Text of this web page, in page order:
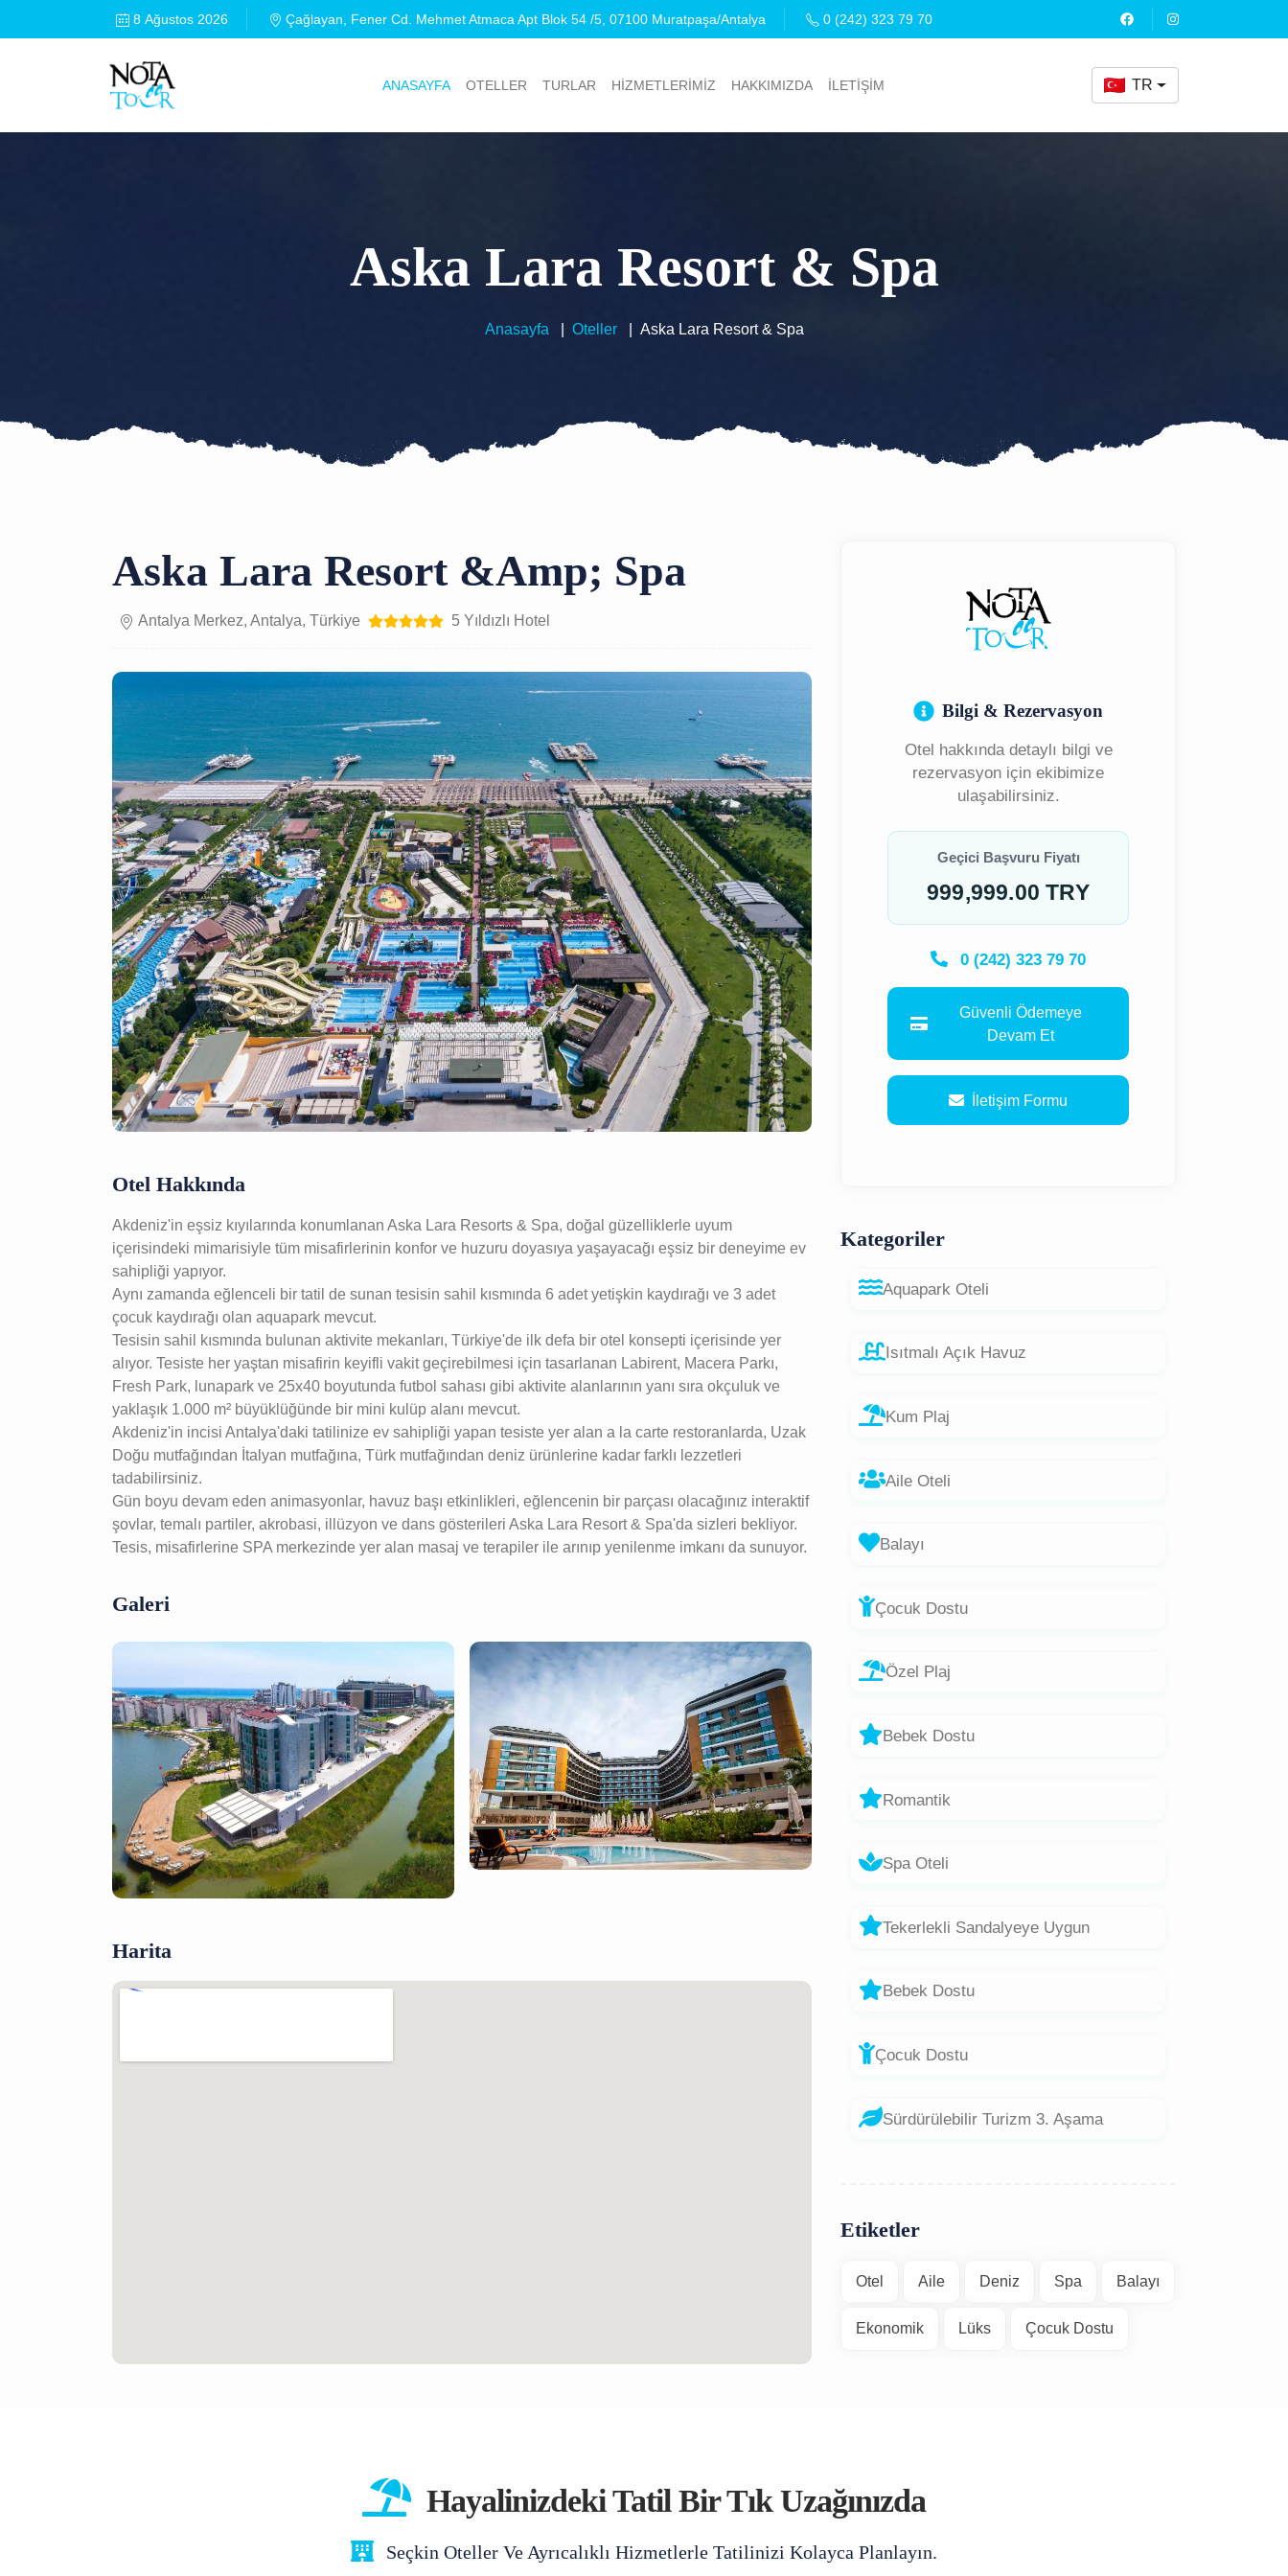
8 Ağustos 2026 Çağlayan, Fener Cd. Mehmet Atmaca Apt Blok 54 /5, 07100 Muratpaşa/Antalya 0 (242) 323 79 70
ANASAYFA OTELLER TURLAR HİZMETLERİMİZ HAKKIMIZDA İLETİŞİM TR
Aska Lara Resort & Spa
Anasayfa Oteller Aska Lara Resort & Spa
Aska Lara Resort &amp; Spa
Antalya Merkez, Antalya, Türkiye 5 Yıldızlı Hotel
Otel Hakkında
Akdeniz'in eşsiz kıyılarında konumlanan Aska Lara Resorts & Spa, doğal güzelliklerle uyum
içerisindeki mimarisiyle tüm misafirlerinin konfor ve huzuru doyasıya yaşayacağı eşsiz bir deneyime ev
sahipliği yapıyor.
Aynı zamanda eğlenceli bir tatil de sunan tesisin sahil kısmında 6 adet yetişkin kaydırağı ve 3 adet
çocuk kaydırağı olan aquapark mevcut.
Tesisin sahil kısmında bulunan aktivite mekanları, Türkiye'de ilk defa bir otel konsepti içerisinde yer
alıyor. Tesiste her yaştan misafirin keyifli vakit geçirebilmesi için tasarlanan Labirent, Macera Parkı,
Fresh Park, lunapark ve 25x40 boyutunda futbol sahası gibi aktivite alanlarının yanı sıra okçuluk ve
yaklaşık 1.000 m² büyüklüğünde bir mini kulüp alanı mevcut.
Akdeniz'in incisi Antalya'daki tatilinize ev sahipliği yapan tesiste yer alan a la carte restoranlarda, Uzak
Doğu mutfağından İtalyan mutfağına, Türk mutfağından deniz ürünlerine kadar farklı lezzetleri
tadabilirsiniz.
Gün boyu devam eden animasyonlar, havuz başı etkinlikleri, eğlencenin bir parçası olacağınız interaktif
şovlar, temalı partiler, akrobasi, illüzyon ve dans gösterileri Aska Lara Resort & Spa'da sizleri bekliyor.
Tesis, misafirlerine SPA merkezinde yer alan masaj ve terapiler ile arınıp yenilenme imkanı da sunuyor.
Galeri
Harita
Bilgi & Rezervasyon
Otel hakkında detaylı bilgi ve
rezervasyon için ekibimize
ulaşabilirsiniz.
Geçici Başvuru Fiyatı
999,999.00 TRY
0 (242) 323 79 70
Güvenli Ödemeye
Devam Et
İletişim Formu
Kategoriler
Aquapark Oteli
Isıtmalı Açık Havuz
Kum Plaj
Aile Oteli
Balayı
Çocuk Dostu
Özel Plaj
Bebek Dostu
Romantik
Spa Oteli
Tekerlekli Sandalyeye Uygun
Bebek Dostu
Çocuk Dostu
Sürdürülebilir Turizm 3. Aşama
Etiketler
Otel Aile Deniz Spa Balayı
Ekonomik Lüks Çocuk Dostu
Hayalinizdeki Tatil Bir Tık Uzağınızda
Seçkin Oteller Ve Ayrıcalıklı Hizmetlerle Tatilinizi Kolayca Planlayın.